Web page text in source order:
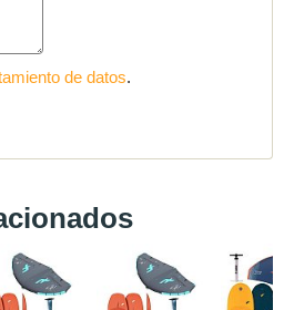
de datos.